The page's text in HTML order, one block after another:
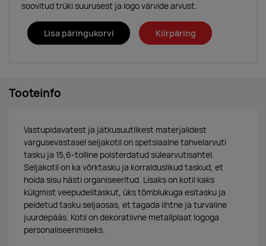
soovitud trüki suurusest ja logo värvide arvust.
Lisa päringukorvi Kiirpäring
Tooteinfo
Vastupidavatest ja jätkusuutlikest materjalidest
vargusevastasel seljakotil on spetsiaalne tahvelarvuti
tasku ja 15,6-tolline polsterdatud sülearvutisahtel.
Seljakotil on ka võrktasku ja korralduslikud taskud, et
hoida sisu hästi organiseeritud. Lisaks on kotil kaks
külgmist veepudelitaskut, üks tõmblukuga esitasku ja
peidetud tasku seljaosas, et tagada lihtne ja turvaline
juurdepääs. Kotil on dekoratiivne metallplaat logoga
personaliseerimiseks.